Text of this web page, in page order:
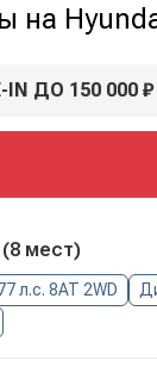
на
ДО 150 000 ₽
(8 мест)
л.с. 8AT 2WD